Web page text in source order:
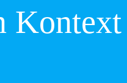
Kontext